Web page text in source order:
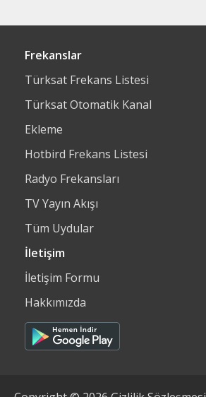
Frekanslar
Türksat Frekans Listesi
Türksat Otomatik Kanal
Ekleme
Hotbird Frekans Listesi
Radyo Frekansları
TV Yayın Akışı
Tüm Uydular
İletişim
İletişim Formu
Hakkımızda